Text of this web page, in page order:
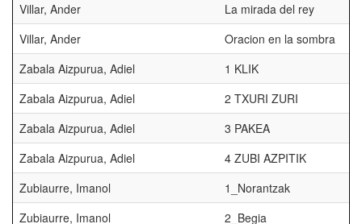
Villar, Ander
La mirada del rey
Villar, Ander
Oracion en la sombra
Zabala Aizpurua, Adiel
1 KLIK
Zabala Aizpurua, Adiel
2 TXURI ZURI
Zabala Aizpurua, Adiel
3 PAKEA
Zabala Aizpurua, Adiel
4 ZUBI AZPITIK
Zubiaurre, Imanol
1_Norantzak
Zubiaurre, Imanol
2_Begia